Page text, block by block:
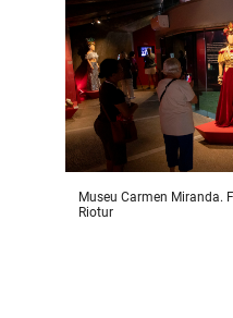
Museu Carmen Miranda.
Riotur